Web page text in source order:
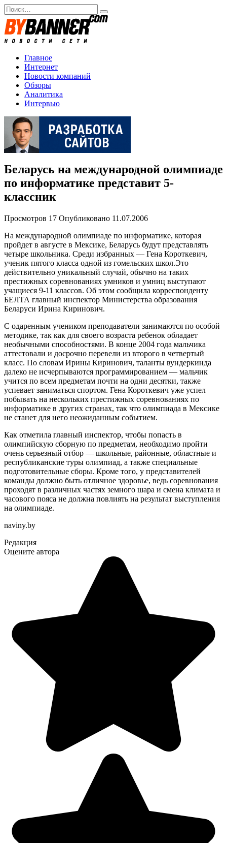
Перейти
к
содержанию
Search
for:
Главное
Интернет
Новости компаний
Обзоры
Аналитика
Интервью
Беларусь на международной олимпиаде
по информатике представит 5-
классник
Просмотров 17 Опубликовано 11.07.2006
На международной олимпиаде по информатике, которая
пройдет в августе в Мексике, Беларусь будут представлять
четыре школьника. Среди избранных — Гена Короткевич,
ученик пятого класса одной из гомельских школ.Это
действительно уникальный случай, обычно на таких
престижных соревнованиях умников и умниц выступают
учащиеся 9-11 классов. Об этом сообщила корреспонденту
БЕЛТА главный инспектор Министерства образования
Беларуси Ирина Киринович.
С одаренным учеником преподаватели занимаются по особой
методике, так как для своего возраста ребенок обладает
необычными способностями. В конце 2004 года мальчика
аттестовали и досрочно перевели из второго в четвертый
класс. По словам Ирины Киринович, таланты вундеркинда
далеко не исчерпываются программированием — мальчик
учится по всем предметам почти на одни десятки, также
успевает заниматься спортом. Гена Короткевич уже успел
побывать на нескольких престижных соревнованиях по
информатике в других странах, так что олимпиада в Мексике
не станет для него неожиданным событием.
Как отметила главный инспектор, чтобы попасть в
олимпийскую сборную по предметам, необходимо пройти
очень серьезный отбор — школьные, районные, областные и
республиканские туры олимпиад, а также специальные
подготовительные сборы. Кроме того, у представителей
команды должно быть отличное здоровье, ведь соревнования
проходят в различных частях земного шара и смена климата и
часового пояса не должна повлиять на результат выступления
на олимпиаде.
naviny.by
Редакция
Оцените автора